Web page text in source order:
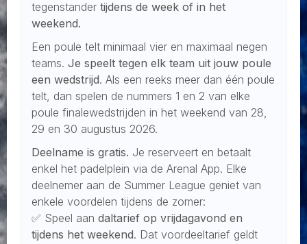
tegenstander tijdens de week of in het
weekend.
Een poule telt minimaal vier en maximaal negen
teams. Je speelt tegen elk team uit jouw poule
een wedstrijd. Als een reeks meer dan één poule
telt, dan spelen de nummers 1 en 2 van elke
poule finalewedstrijden in het weekend van 28,
29 en 30 augustus 2026.
Deelname is gratis. Je reserveert en betaalt
enkel het padelplein via de Arenal App. Elke
deelnemer aan de Summer League geniet van
enkele voordelen tijdens de zomer:
✅ Speel aan daltarief op vrijdagavond en
tijdens het weekend. Dat voordeeltarief geldt